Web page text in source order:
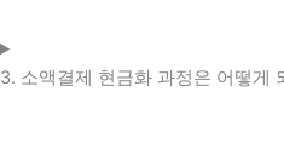
3. 소액결제 현금화 과정은 어떻게